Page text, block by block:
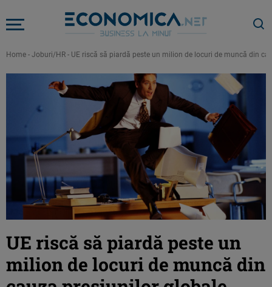
Home - Joburi/HR - UE riscă să piardă peste un milion de locuri de muncă din
UE riscă să piardă peste un
milion de locuri de muncă din